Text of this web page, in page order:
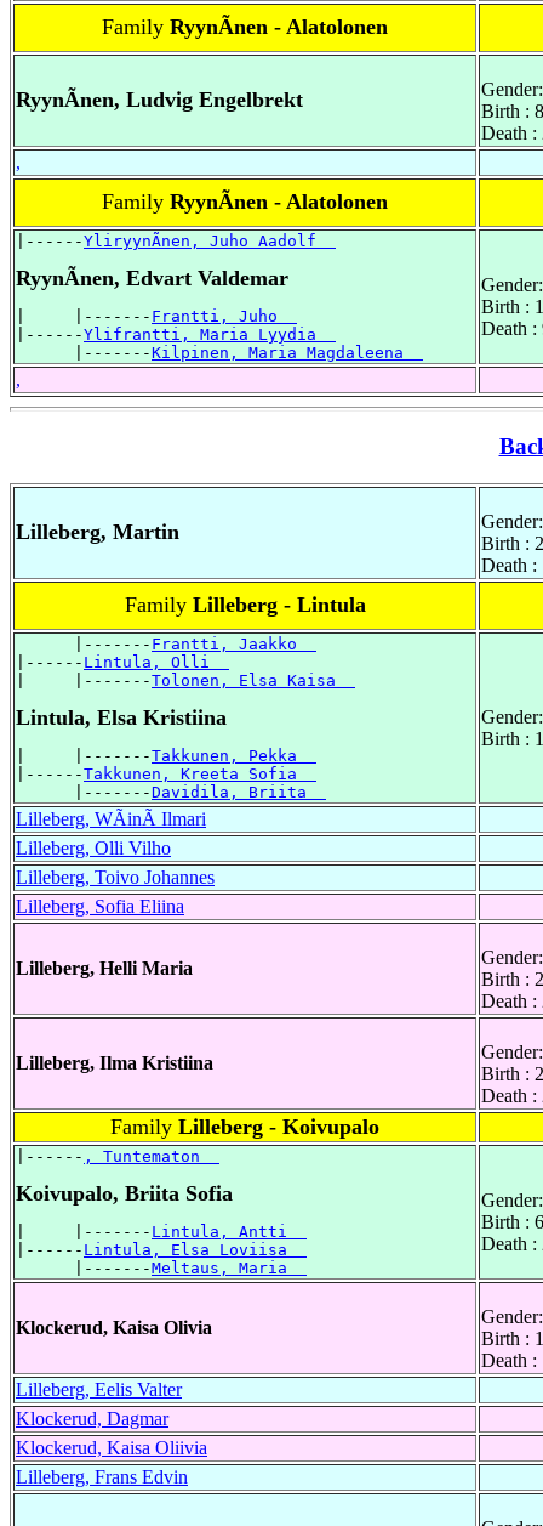
Family RyynÃnen - Alatolonen
RyynÃnen, Ludvig Engelbrekt
Birth :
Death :
,
Family RyynÃnen - Alatolonen
|------YliryynÃnen, Juho Aadolf
RyynÃnen, Edvart Valdemar
|     |------- Frantti, Juho
|------Ylifrantti, Maria Lyydia
      |-------
Kilpinen, Maria Magdaleena
Birth :
Death :
,
Lilleberg, Martin
Birth :
Death :
Family Lilleberg - Lintula
      |-------
Frantti, Jaakko
|------ Lintula, Olli
|     |-------Tolonen, Elsa Kaisa
Lintula, Elsa Kristiina
|     |-------Takkunen, Pekka
|------Takkunen, Kreeta Sofia
      |-------
Davidila, Briita
Birth :
Lilleberg, WÃinÃ Ilmari
Lilleberg, Olli Vilho
Lilleberg, Toivo Johannes
Lilleberg, Sofia Eliina
Lilleberg, Helli Maria
Birth :
Death :
Lilleberg, Ilma Kristiina
Birth :
Death :
Family Lilleberg - Koivupalo
|------ , Tuntematon
Koivupalo, Briita Sofia
|     |------- Lintula, Antti
|------ Lintula, Elsa Loviisa
      |-------
Meltaus, Maria
Birth :
Death :
Klockerud, Kaisa Olivia
Birth :
Death :
Lilleberg, Eelis Valter
Klockerud, Dagmar
Klockerud, Kaisa Oliivia
Lilleberg, Frans Edvin